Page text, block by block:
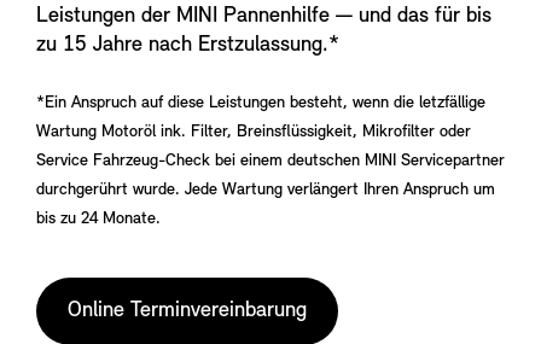
Leistungen der MINI Pannenhilfe — und das für bis
zu 15 Jahre nach Erstzulassung.*
*Ein Anspruch auf diese Leistungen besteht, wenn die letzfällige
Wartung Motoröl ink. Filter, Breinsflüssigkeit, Mikrofilter oder
Service Fahrzeug-Check bei einem deutschen MINI Servicepartner
durchgerührt wurde. Jede Wartung verlängert Ihren Anspruch um
bis zu 24 Monate.
Online Terminvereinbarung